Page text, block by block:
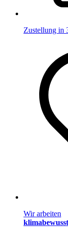
Zustellung in
Wir arbeiten
klimabewusst